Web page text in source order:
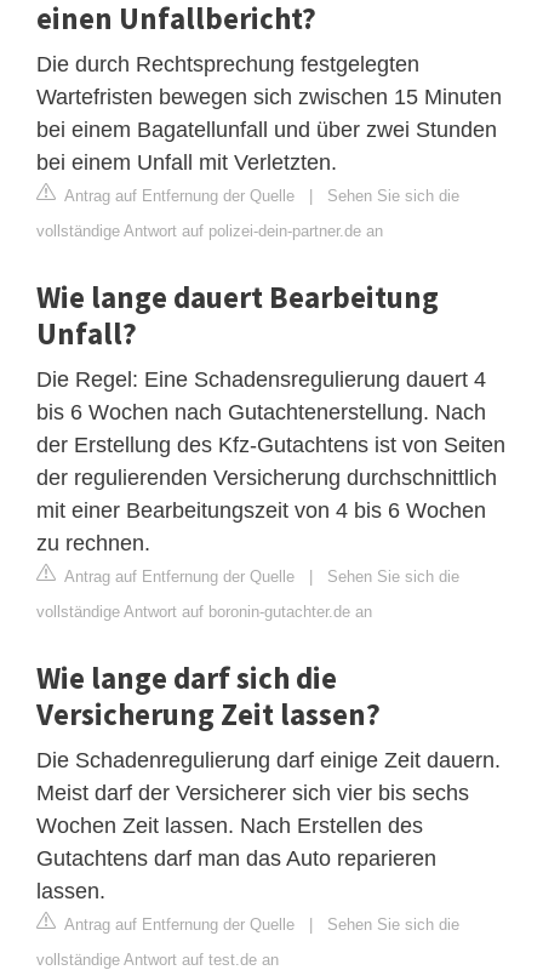
einen Unfallbericht?
Die durch Rechtsprechung festgelegten
Wartefristen bewegen sich zwischen 15 Minuten
bei einem Bagatellunfall und über zwei Stunden
bei einem Unfall mit Verletzten.
Antrag auf Entfernung der Quelle | Sehen Sie sich die
vollständige Antwort auf polizei-dein-partner.de an
Wie lange dauert Bearbeitung
Unfall?
Die Regel: Eine Schadensregulierung dauert 4
bis 6 Wochen nach Gutachtenerstellung. Nach
der Erstellung des Kfz-Gutachtens ist von Seiten
der regulierenden Versicherung durchschnittlich
mit einer Bearbeitungszeit von 4 bis 6 Wochen
zu rechnen.
Antrag auf Entfernung der Quelle | Sehen Sie sich die
vollständige Antwort auf boronin-gutachter.de an
Wie lange darf sich die
Versicherung Zeit lassen?
Die Schadenregulierung darf einige Zeit dauern.
Meist darf der Versicherer sich vier bis sechs
Wochen Zeit lassen. Nach Erstellen des
Gutachtens darf man das Auto reparieren
lassen.
Antrag auf Entfernung der Quelle | Sehen Sie sich die
vollständige Antwort auf test.de an